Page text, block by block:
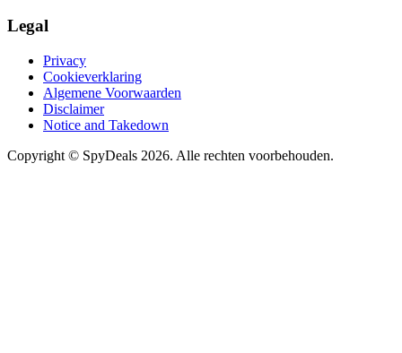
Legal
Privacy
Cookieverklaring
Algemene Voorwaarden
Disclaimer
Notice and Takedown
Copyright © SpyDeals 2026. Alle rechten voorbehouden.